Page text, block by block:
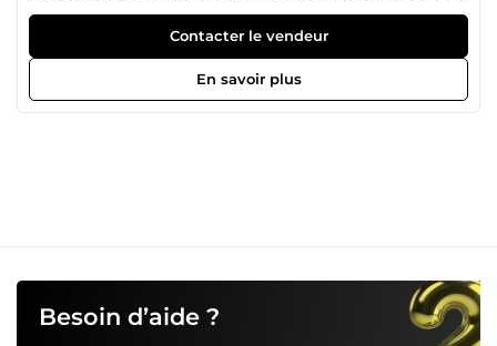
stratégies digitales modernes, la création de contenu et la
conception de sites web professionnels. Je propose
également la création de landing pages, sites vitrines,
applications web et solutions digitales modernes en
utilisant des outils web et l’intelligence artificielle afin de
Contacter le vendeur
En savoir plus
Besoin d’aide ?